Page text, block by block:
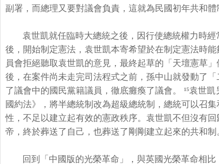
副署，而總理又要對議會負責， 這就為民國初年共和
袁世凱就任臨時大總統之後， 因行使總統權力時
後，開始制定憲法， 袁世凱本寄希望於在制定憲法時
員會拒絕聽取袁世凱的意見， 最終起草的「天壇憲草
後，在案件尚未走完司法程式之前， 孫中山就發動了
了議會中的國民黨籍議員，徹底癱瘓了議會。 ¹⁵袁世
國約法》， 將半總統制改為超級總統制，總統可以召
性，不足以建立起有效的憲政秩序。 袁世凱不但沒有
帝， 終於葬送了自己，也葬送了剛剛建立起來的共和制
回到「中國版的光榮革命」，與英國光榮革命相比